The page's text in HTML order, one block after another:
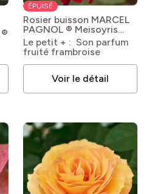
®
ÉPUISÉ
Rosier buisson MARCEL
PAGNOL ® Meisoyris
Rosa 'Meisoyris' MARCEL
PAGNOL®
Le petit + : Son parfum
fruité frambroise
Voir le détail